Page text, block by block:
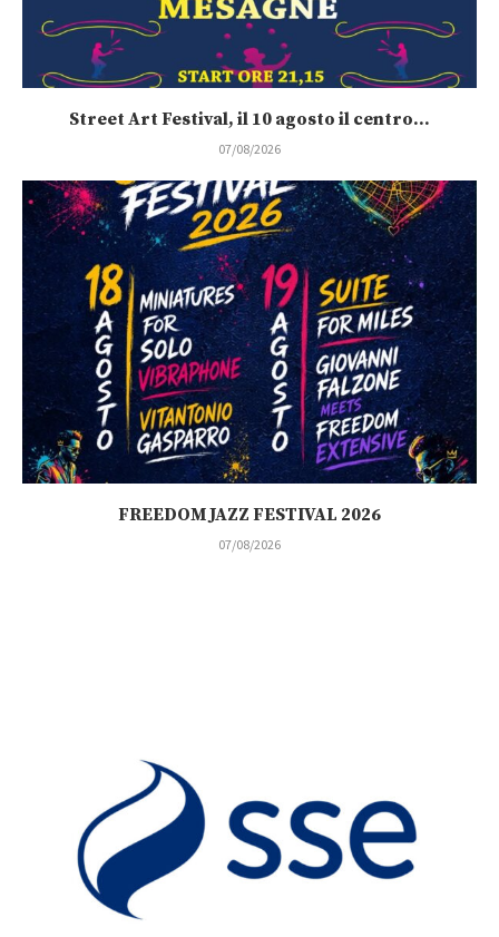
Street Art Festival, il 10 agosto il centro...
07/08/2026
FREEDOM JAZZ FESTIVAL 2026
07/08/2026